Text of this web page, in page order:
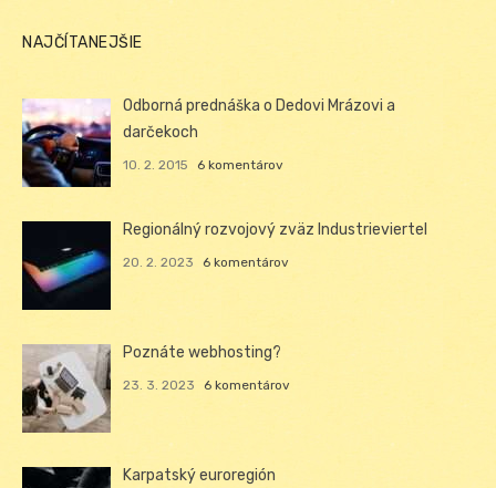
NAJČÍTANEJŠIE
Odborná prednáška o Dedovi Mrázovi a
darčekoch
10. 2. 2015 6 komentárov
Regionálný rozvojový zväz Industrieviertel
20. 2. 2023 6 komentárov
Poznáte webhosting?
23. 3. 2023 6 komentárov
Karpatský euroregión